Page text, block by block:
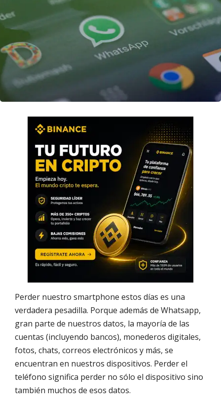
Perder nuestro smartphone estos días es una
verdadera pesadilla. Porque además de Whatsapp,
gran parte de nuestros datos, la mayoría de las
cuentas (incluyendo bancos), monederos digitales,
fotos, chats, correos electrónicos y más, se
encuentran en nuestros dispositivos. Perder el
teléfono significa perder no sólo el dispositivo sino
también muchos de esos datos.